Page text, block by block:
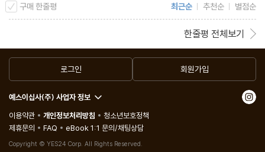
구매 한줄평 최근순 추천순 별점순
한줄평 전체보기
로그인 회원가입
예스이십사(주) 사업자 정보
이용약관
개인정보처리방침
청소년보호정책
제휴문의
FAQ eBook 1:1 문의/채팅상담
Copyright © YES24 Corp. All Rights Reserved.